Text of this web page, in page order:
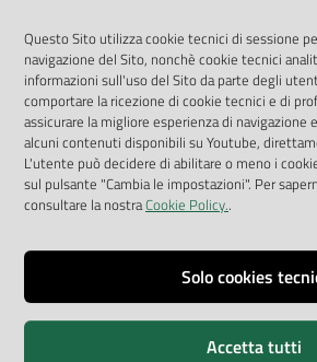
Privacy
Note legali
Accessibilità
Credits
Questo Sito utilizza cookie tecnici di sessione
navigazione del Sito, nonchè cookie tecnici
informazioni sull'uso del Sito da parte degli
comportare la ricezione di cookie tecnici e di
assicurare la migliore esperienza di navigazione
alcuni contenuti disponibili su Youtube,
L'utente può decidere di abilitare o meno i
sul pulsante "Cambia le impostazioni". Per
consultare la nostraCookie Policy..
Solo cookies
Accetta tutti